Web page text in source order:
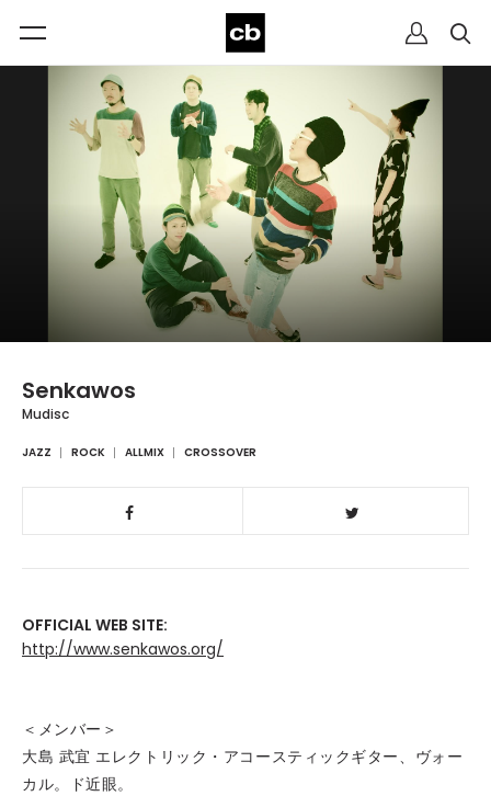
Senkawos
Mudisc
JAZZ ROCK ALLMIX CROSSOVER
OFFICIAL WEB SITE:
http://www.senkawos.org/
＜メンバー＞
大島 武宜 エレクトリック・アコースティックギター、ヴォー
カル。ド近眼。